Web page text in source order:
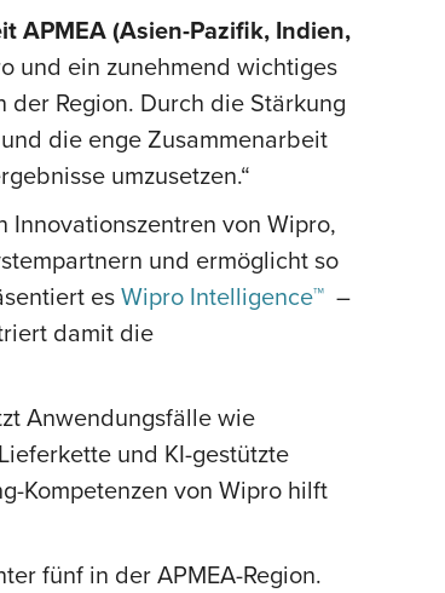
APMEA (Asien-Pazifik, Indien,
und ein zunehmend wichtiges
Region. Durch die Stärkung
die enge Zusammenarbeit
umzusetzen.“
Innovationszentren von Wipro,
und ermöglicht so
esWipro Intelligence™ –
damit die
Anwendungsfälle wie
und KI-gestützte
Kompetenzen von Wipro hilft
fünf in der APMEA-Region.